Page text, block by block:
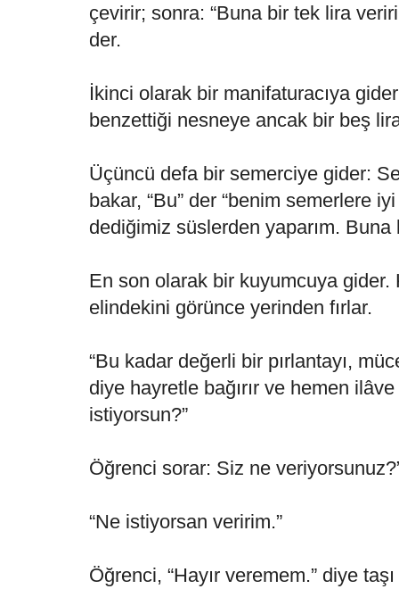
çevirir; sonra: “Buna bir tek lira
der.
İkinci olarak bir manifaturacıya
benzettiği nesneye ancak bir beş
Üçüncü defa bir semerciye gider:
bakar, “Bu” der “benim semerlere
dediğimiz süslerden yaparım. Buna
En son olarak bir kuyumcuya
elindekini görünce yerinden fırlar.
“Bu kadar değerli bir pırlantayı,
diye hayretle bağırır ve hemen
istiyorsun?”
Öğrenci sorar: Siz ne
“Ne istiyorsan veririm.”
Öğrenci, “Hayır veremem.” diye